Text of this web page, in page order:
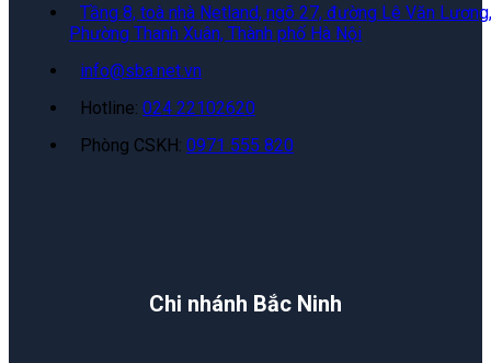
Tầng 8, toà nhà Netland, ngõ 27, đường Lê Văn Lương,
Phường Thanh Xuân, Thành phố Hà Nội
info@sba.net.vn
Hotline: 024 22102620
Phòng CSKH: 0971 555 820
Chi nhánh Bắc Ninh